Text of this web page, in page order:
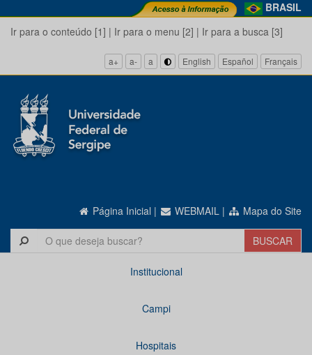
BRASIL
Ir para o conteúdo [1] | Ir para o menu [2] | Ir para a busca [3]
a+ a- a English Español Français
Página Inicial | WEBMAIL | Mapa do Site
Institucional
Campi
Hospitais